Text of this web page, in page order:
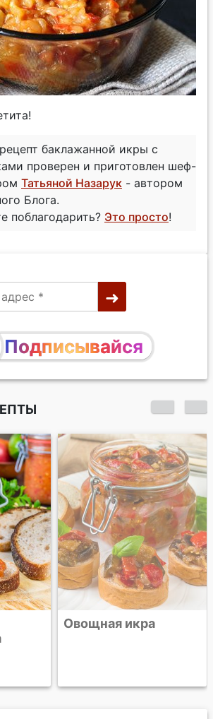
баклажанной икры с
проверен и приготовлен шеф-
Татьяной Назарук - автором
Блога.
поблагодарить? Это просто!
Подписывайся
Овощная икра